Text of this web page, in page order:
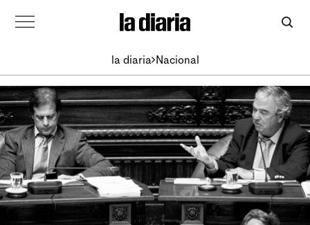
la diaria Nacional